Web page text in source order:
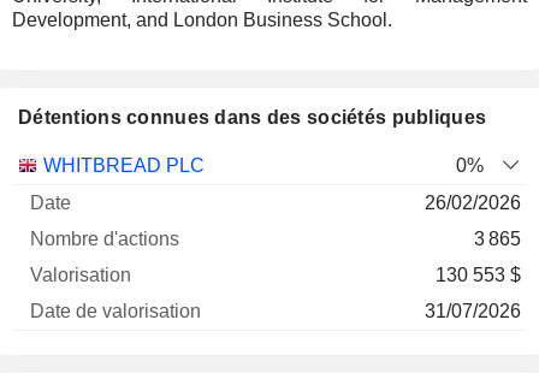
Development, and London Business School.
Détentions connues dans des sociétés publiques
Nombre
WHITBREAD PLC
0%
26/02/2026
3 865
130 553 $
31/07/2026